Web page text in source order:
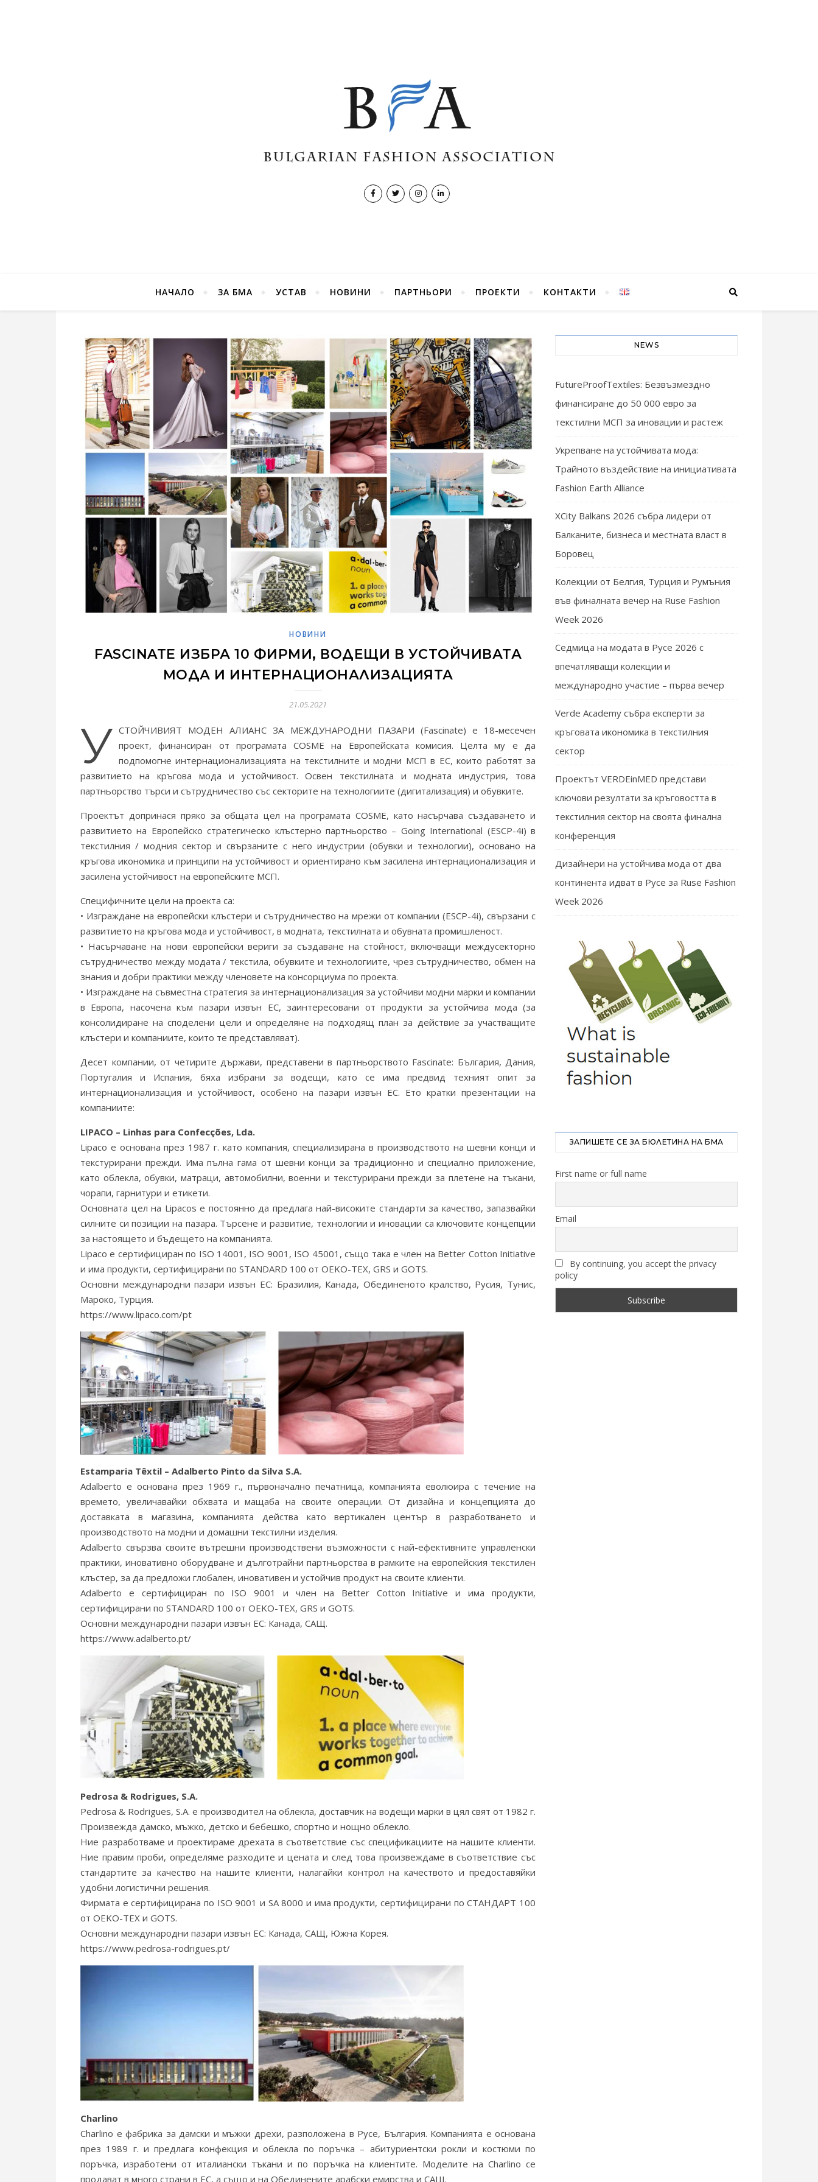
НАЧАЛО ЗА БМА УСТАВ НОВИНИ ПАРТНЬОРИ ПРОЕКТИ КОНТАКТИ
НОВИНИ
FASCINATE ИЗБРА 10 ФИРМИ, ВОДЕЩИ В УСТОЙЧИВАТА
МОДА И ИНТЕРНАЦИОНАЛИЗАЦИЯТА
21.05.2021
У СТОЙЧИВИЯТ МОДЕН АЛИАНС ЗА МЕЖДУНАРОДНИ ПАЗАРИ (Fascinate) е 18-месечен
проект, финансиран от програмата COSME на Европейската комисия. Целта му е да
подпомогне интернационализацията на текстилните и модни МСП в ЕС, които работят за
развитието на кръгова мода и устойчивост. Освен текстилната и модната индустрия, това
партньорство търси и сътрудничество със секторите на технологиите (дигитализация) и обувките.
Проектът допринася пряко за общата цел на програмата COSME, като насърчава създаването и
развитието на Европейско стратегическо клъстерно партньорство – Going International (ESCP-4i) в
текстилния / модния сектор и свързаните с него индустрии (обувки и технологии), основано на
кръгова икономика и принципи на устойчивост и ориентирано към засилена интернационализация и
засилена устойчивост на европейските МСП.
Специфичните цели на проекта са:
• Изграждане на европейски клъстери и сътрудничество на мрежи от компании (ESCP-4i), свързани с
развитието на кръгова мода и устойчивост, в модната, текстилната и обувната промишленост.
• Насърчаване на нови европейски вериги за създаване на стойност, включващи междусекторно
сътрудничество между модата / текстила, обувките и технологиите, чрез сътрудничество, обмен на
знания и добри практики между членовете на консорциума по проекта.
• Изграждане на съвместна стратегия за интернационализация за устойчиви модни марки и компании
в Европа, насочена към пазари извън ЕС, заинтересовани от продукти за устойчива мода (за
консолидиране на споделени цели и определяне на подходящ план за действие за участващите
клъстери и компаниите, които те представляват).
Десет компании, от четирите държави, представени в партньорството Fascinate: България, Дания,
Португалия и Испания, бяха избрани за водещи, като се има предвид техният опит за
интернационализация и устойчивост, особено на пазари извън ЕС. Ето кратки презентации на
компаниите:
LIPACO – Linhas para Confecções, Lda.
Lipaco е основана през 1987 г. като компания, специализирана в производството на шевни конци и
текстурирани прежди. Има пълна гама от шевни конци за традиционно и специално приложение,
като облекла, обувки, матраци, автомобилни, военни и текстурирани прежди за плетене на тъкани,
чорапи, гарнитури и етикети.
Основната цел на Lipacos е постоянно да предлага най-високите стандарти за качество, запазвайки
силните си позиции на пазара. Търсене и развитие, технологии и иновации са ключовите концепции
за настоящето и бъдещето на компанията.
Lipaco е сертифициран по ISO 14001, ISO 9001, ISO 45001, също така е член на Better Cotton Initiative
и има продукти, сертифицирани по STANDARD 100 от OEKO-TEX, GRS и GOTS.
Основни международни пазари извън ЕС: Бразилия, Канада, Обединеното кралство, Русия, Тунис,
Мароко, Турция.
https://www.lipaco.com/pt
Estamparia Têxtil – Adalberto Pinto da Silva S.A.
Adalberto е основана през 1969 г., първоначално печатница, компанията еволюира с течение на
времето, увеличавайки обхвата и мащаба на своите операции. От дизайна и концепцията до
доставката в магазина, компанията действа като вертикален център в разработването и
производството на модни и домашни текстилни изделия.
Adalberto свързва своите вътрешни производствени възможности с най-ефективните управленски
практики, иновативно оборудване и дълготрайни партньорства в рамките на европейския текстилен
клъстер, за да предложи глобален, иновативен и устойчив продукт на своите клиенти.
Adalberto е сертифициран по ISO 9001 и член на Better Cotton Initiative и има продукти,
сертифицирани по STANDARD 100 от OEKO-TEX, GRS и GOTS.
Основни международни пазари извън ЕС: Канада, САЩ.
https://www.adalberto.pt/
Pedrosa & Rodrigues, S.A.
Pedrosa & Rodrigues, S.A. е производител на облекла, доставчик на водещи марки в цял свят от 1982 г.
Произвежда дамско, мъжко, детско и бебешко, спортно и нощно облекло.
Ние разработваме и проектираме дрехата в съответствие със спецификациите на нашите клиенти.
Ние правим проби, определяме разходите и цената и след това произвеждаме в съответствие със
стандартите за качество на нашите клиенти, налагайки контрол на качеството и предоставяйки
удобни логистични решения.
Фирмата е сертифицирана по ISO 9001 и SA 8000 и има продукти, сертифицирани по СТАНДАРТ 100
от OEKO-TEX и GOTS.
Основни международни пазари извън ЕС: Канада, САЩ, Южна Корея.
https://www.pedrosa-rodrigues.pt/
Charlino
Charlino е фабрика за дамски и мъжки дрехи, разположена в Русе, България. Компанията е основана
през 1989 г. и предлага конфекция и облекла по поръчка – абитуриентски рокли и костюми по
поръчка, изработени от италиански тъкани и по поръчка на клиентите. Моделите на Charlino се
продават в много страни в ЕС, а също и на Обединените арабски емирства и САЩ.
NEWS
FutureProofTextiles: Безвъзмездно
финансиране до 50 000 евро за
текстилни МСП за иновации и растеж
Укрепване на устойчивата мода:
Трайното въздействие на инициативата
Fashion Earth Alliance
XCity Balkans 2026 събра лидери от
Балканите, бизнеса и местната власт в
Боровец
Колекции от Белгия, Турция и Румъния
във финалната вечер на Ruse Fashion
Week 2026
Седмица на модата в Русе 2026 с
впечатляващи колекции и
международно участие – първа вечер
Verde Academy събра експерти за
кръговата икономика в текстилния
сектор
Проектът VERDEinMED представи
ключови резултати за кръговостта в
текстилния сектор на своята финална
конференция
Дизайнери на устойчива мода от два
континента идват в Русе за Ruse Fashion
Week 2026
ЗАПИШЕТЕ СЕ ЗА БЮЛЕТИНА НА БМА
First name or full name
Email
By continuing, you accept the privacy
policy